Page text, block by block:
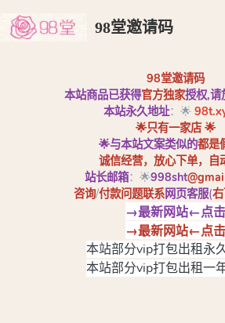
98堂邀请码
98堂邀请码
本站商品已获得官方独家授权,请
本站永久地址：🌟
🌟只有一家店 🌟
🌟与本站文案类似的都是
诚信经营，放心下单，自
站长邮箱：🌟998sht
咨询/付款问题联系网页客服(
→最新网站←点击
→最新网站←点击
本站部分vip打包出租永
本站部分vip打包出租一